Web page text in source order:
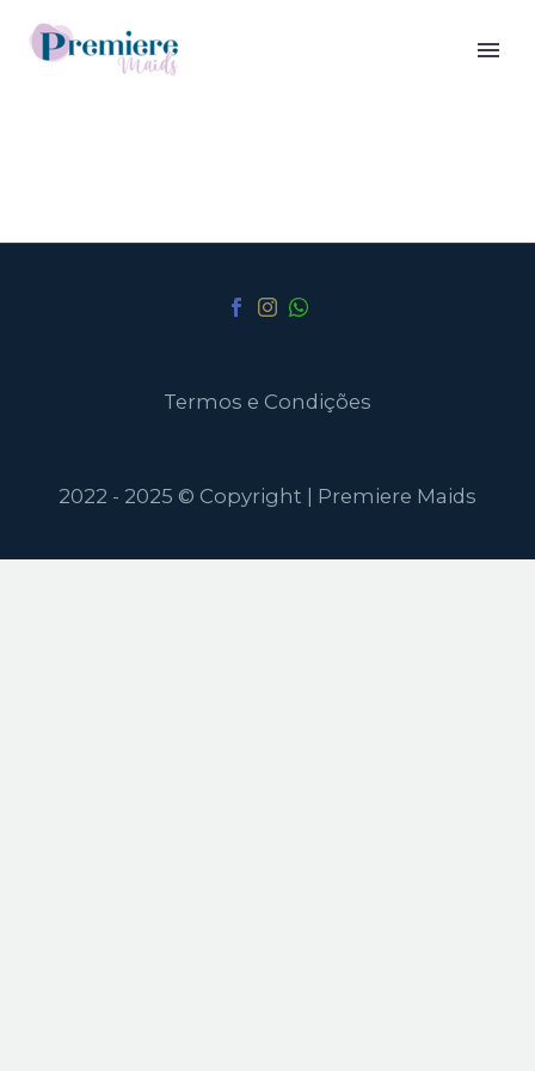
Termos e Condições
2022 - 2025 © Copyright | Premiere Maids